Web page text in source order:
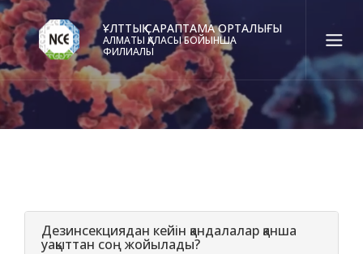
ҰЛТТЫҚ САРАПТАМА ОРТАЛЫҒЫ
АЛМАТЫ ҚАЛАСЫ БОЙЫНША
ФИЛИАЛЫ
Қаз Рус
Eng
Байланыс орталығы:
+7 (7172) 55-49-21
8 (727) 382-35-52 (Covid19)
Дезинсекциядан кейін қандалалар қанша
уақыттан соң жойылады?